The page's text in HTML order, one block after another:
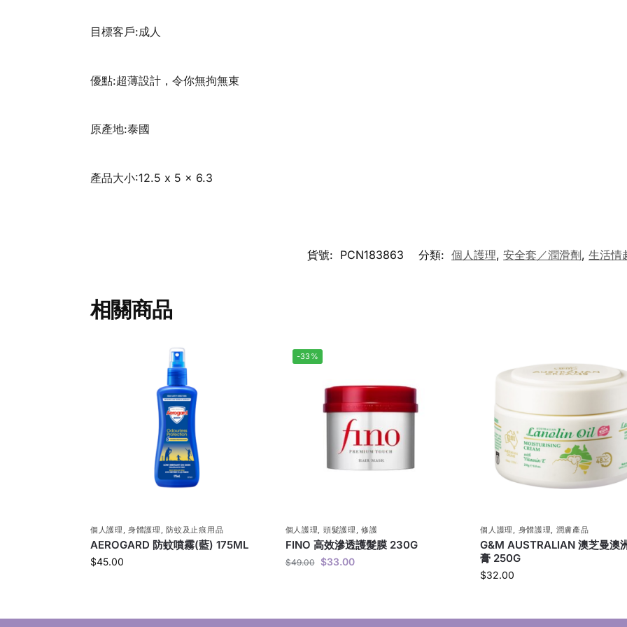
目標客戶:成人
優點:超薄設計，令你無拘無束
原產地:泰國
產品大小:12.5 x 5 x 6.3
貨號: PCN183863 分類: 個人護理, 安全套／潤滑劑, 生活情
相關商品
個人護理 ,身體護理 ,防蚊及止痕用品
AEROGARD 防蚊噴霧(藍) 175ML
$45.00
-33%
個人護理 頭髮護理 ,修護
FINO 高效滲透護髮膜 230G
$49.00 $33.00
個人護理 身體護理 潤膚產品
G&M AUSTRALIAN 澳芝曼澳
膏 250G
$32.00